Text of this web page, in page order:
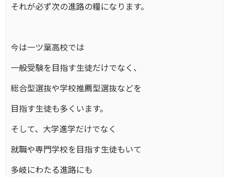
それが必ず次の進路の糧になります。
今は一ツ葉高校では
一般受験を目指す生徒だけでなく、
総合型選抜や学校推薦型選抜などを
目指す生徒も多くいます。
そして、大学進学だけでなく
就職や専門学校を目指す生徒もいて
多岐にわたる進路にも